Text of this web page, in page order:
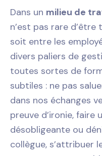
Dans un milieu de
n’est pas rare d’être
soit entre les
divers paliers de
toutes sortes de
subtiles : ne pas
dans nos échanges
preuve d’ironie, faire
désobligeante ou
collègue, s’attribuer